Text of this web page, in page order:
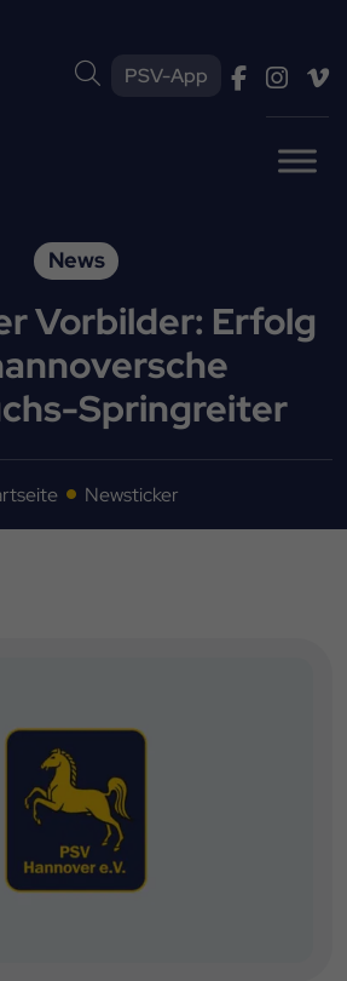
PSV-App
News
Vorbilder: Erfolg
Springreiter
Newsticker